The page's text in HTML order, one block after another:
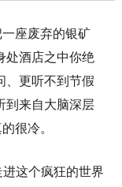
座废弃的银矿
处酒店之中你绝
、更听不到节假
到来自大脑深层
很冷。